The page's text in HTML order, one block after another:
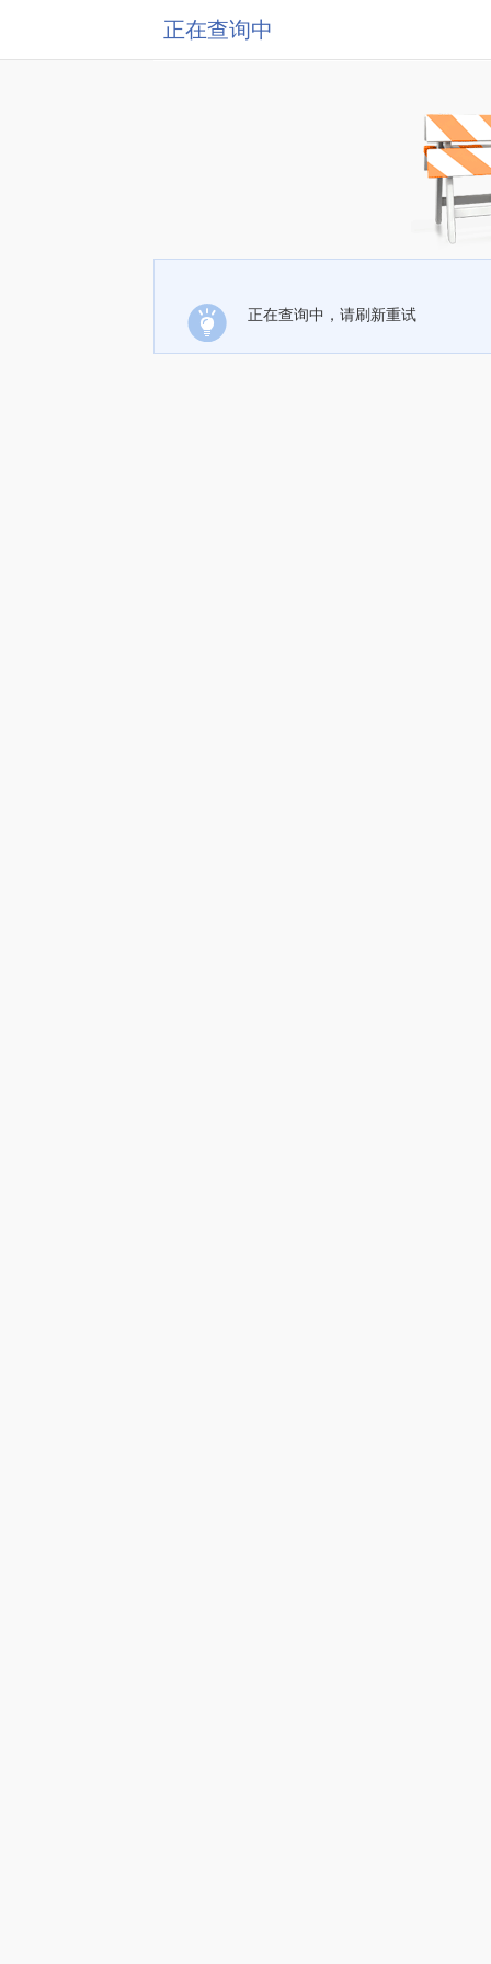
正在查询中
正在查询中，请刷新重试